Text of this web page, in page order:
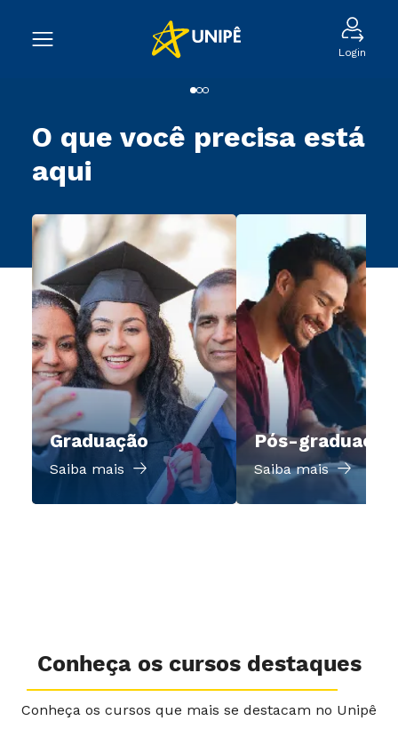
Login
O que você precisa está
aqui
Graduação
Saiba mais
Pós-graduação
Saiba mais
Conheça os cursos destaques
Conheça os cursos que mais se destacam no Unipê